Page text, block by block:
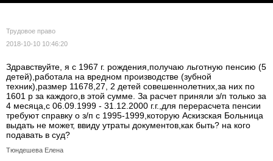
Трудовое право
2018-10-10 10:46:20
Здравствуйте, я с 1967 г. рождения,получаю льготную пенсию (5
детей),работала на вредном производстве (зубной
техник),размер 11678,27, 2 детей совешеннолетних,за них по
1601 р за каждого,в этой сумме. За расчет приняли з/п только за
4 месяца,с 06.09.1999 - 31.12.2000 г.г.,для перерасчета пенсии
требуют справку о з/п с 1995-1999,которую Аскизская Больница
выдать не может, ввиду утраты документов,как быть? на кого
подавать в суд?
Тюндешева Елена